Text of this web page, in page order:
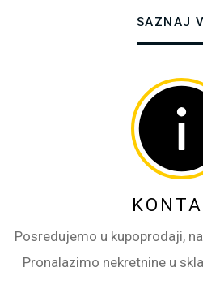
SAZNAJ
Posredujemo u kupoprodaji,
Pronalazimo nekretnine u